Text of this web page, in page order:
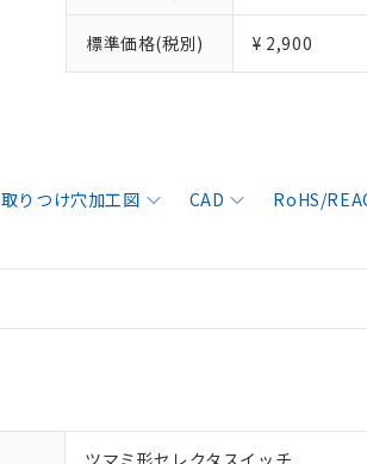
標準価格(税別) ¥ 2,900
取りつけ穴加工図 CAD RoHS/
ツマミ形セレクタスイッチ